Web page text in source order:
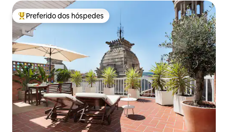
Entre os melhores preferidos dos hóspedes
Preferido dos hóspedes